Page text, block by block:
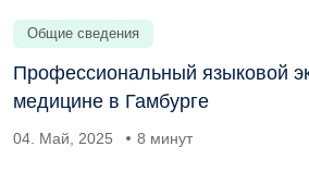
Общие сведения
Профессиональный языковой
медицине в Гамбурге
04. Май, 2025 8 минут